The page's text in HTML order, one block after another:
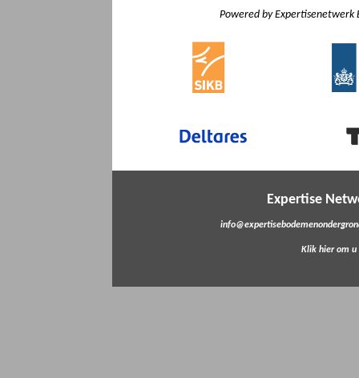
Powered by Expertisenetwerk
Expertise
Klik hier om u